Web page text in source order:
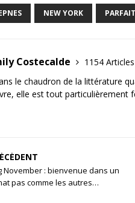
NEW YORK
Costecalde
1154 Articles
le chaudron de la littérature
elle est tout particulièrement
November : bienvenue dans un
pas comme les autres…